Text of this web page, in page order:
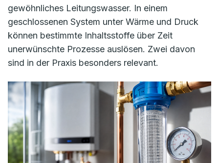
gewöhnliches Leitungswasser. In einem
geschlossenen System unter Wärme und Druck
können bestimmte Inhaltsstoffe über Zeit
unerwünschte Prozesse auslösen. Zwei davon
sind in der Praxis besonders relevant.